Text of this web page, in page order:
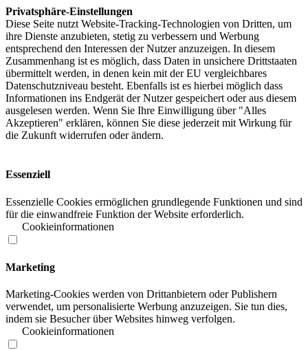
Privatsphäre-Einstellungen
Diese Seite nutzt Website-Tracking-Technologien von Dritten, um
ihre Dienste anzubieten, stetig zu verbessern und Werbung
entsprechend den Interessen der Nutzer anzuzeigen. In diesem
Zusammenhang ist es möglich, dass Daten in unsichere Drittstaaten
übermittelt werden, in denen kein mit der EU vergleichbares
Datenschutzniveau besteht. Ebenfalls ist es hierbei möglich dass
Informationen ins Endgerät der Nutzer gespeichert oder aus diesem
ausgelesen werden. Wenn Sie Ihre Einwilligung über "Alles
Akzeptieren" erklären, können Sie diese jederzeit mit Wirkung für
die Zukunft widerrufen oder ändern.
Essenziell
Essenzielle Cookies ermöglichen grundlegende Funktionen und sind
für die einwandfreie Funktion der Website erforderlich.
Cookieinformationen
Marketing
Marketing-Cookies werden von Drittanbietern oder Publishern
verwendet, um personalisierte Werbung anzuzeigen. Sie tun dies,
indem sie Besucher über Websites hinweg verfolgen.
Cookieinformationen